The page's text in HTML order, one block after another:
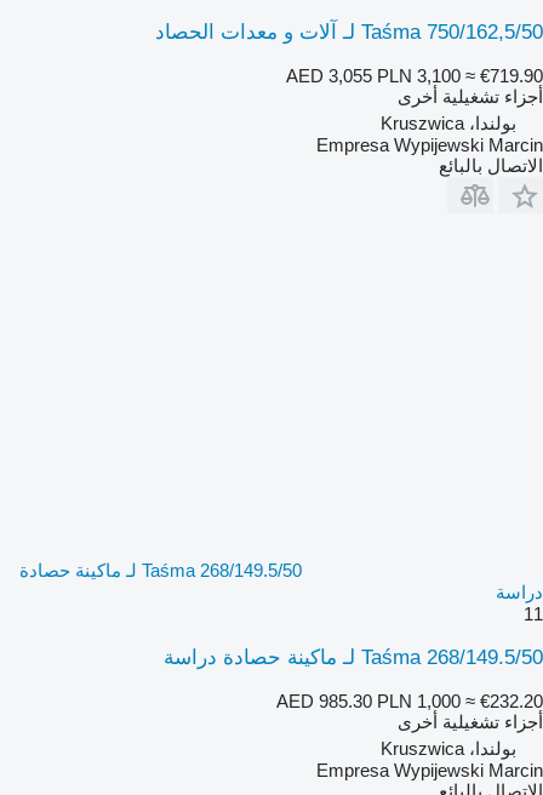
Taśma 750/162,5/50 لـ آلات و معدات الحصاد
AED 3,055 PLN 3,100 ≈ €719.90
أجزاء تشغيلية أخرى
بولندا، Kruszwica
Empresa Wypijewski Marcin
الاتصال بالبائع
Taśma 268/149.5/50 لـ ماكينة حصادة
دراسة
11
Taśma 268/149.5/50 لـ ماكينة حصادة دراسة
AED 985.30 PLN 1,000 ≈ €232.20
أجزاء تشغيلية أخرى
بولندا، Kruszwica
Empresa Wypijewski Marcin
الاتصال بالبائع